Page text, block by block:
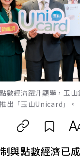
數經濟躍升顯學，玉
出「玉山Unicard」。
與點數經濟已